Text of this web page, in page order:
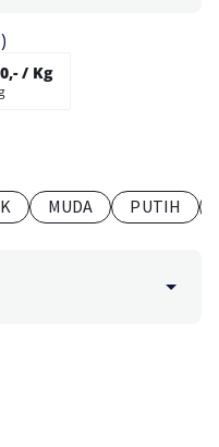
/ Kg
MUDA PUTIH